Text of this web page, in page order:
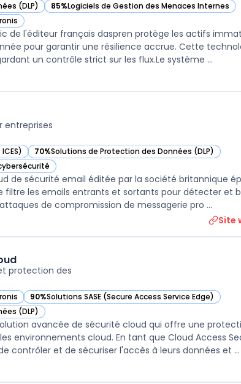
(DLP) 85%Logiciels de Gestion des Menaces Internes
— voir Daspren dans cette catégorie
de l'éditeur français daspren protège les actifs
pour garantir une résilience accrue. Cette
souveraineté numérique tout en gardant un contrôle strict sur les flux.Le système ...
entreprises
70%Solutions de Protection des Données (DLP)
— voir Mimecast dans cette catégorie
de sécurité email éditée par la société britannique
filtre les emails entrants et sortants pour détecter et
de compromission de messagerie pro ...
Site
protection des
catégorie
90%Solutions SASE (Secure Access Service Edge)
— voir Netskope Security Cloud dans cette catégorie
(DLP)
catégorie
avancée de sécurité cloud qui offre une
environnements cloud. En tant que Cloud Access
contrôler et de sécuriser l'accès à leurs données et ...